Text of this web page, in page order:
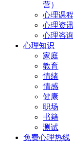
营）
心理课程
心理资
心理咨
心理知识
家庭
教育
情绪
情感
健康
职场
书籍
测试
免费心理热线